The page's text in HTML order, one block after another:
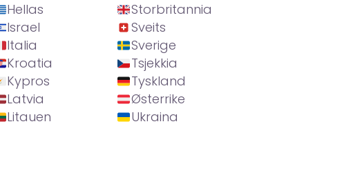
Hellas
Israel
Italia
Kroatia
Kypros
Latvia
Litauen
Storbritannia
Sveits
Sverige
Tsjekkia
Tyskland
Østerrike
Ukraina